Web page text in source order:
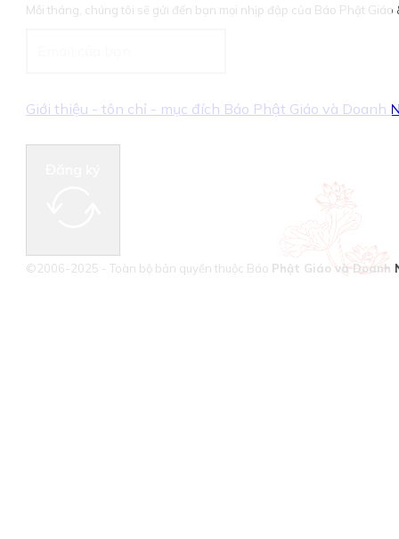
Mỗi tháng, chúng tôi sẽ gửi đến bạn mọi nhịp đập của Báo Phật Giáo
Giới thiệu - tôn chỉ - mục đích Báo Phật Giáo và Doanh
©2006-2025 - Toàn bộ bản quyền thuộc Báo Phật Giáo và Doanh